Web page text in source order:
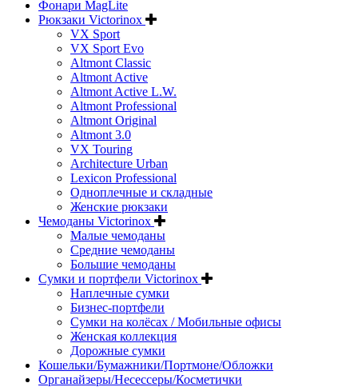
Фонари MagLite
Рюкзаки Victorinox
VX Sport
VX Sport Evo
Altmont Classic
Altmont Active
Altmont Active L.W.
Altmont Professional
Altmont Original
Altmont 3.0
VX Touring
Architecture Urban
Lexicon Professional
Одноплечные и складные
Женские рюкзаки
Чемоданы Victorinox
Малые чемоданы
Средние чемоданы
Большие чемоданы
Сумки и портфели Victorinox
Наплечные сумки
Бизнес-портфели
Сумки на колёсах / Мобильные офисы
Женская коллекция
Дорожные сумки
Кошельки/Бумажники/Портмоне/Обложки
Органайзеры/Несессеры/Косметички